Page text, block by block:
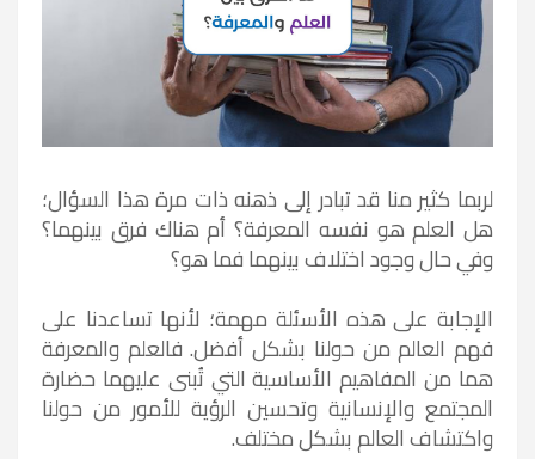
لربما كثير منا قد تبادر إلى ذهنه ذات مرة هذا السؤال؛
هل العلم هو نفسه المعرفة؟ أم هناك فرق بينهما؟
وفي حال وجود اختلاف بينهما فما هو؟
الإجابة على هذه الأسئلة مهمة؛ لأنها تساعدنا على
فهم العالم من حولنا بشكل أفضل. فالعلم والمعرفة
هما من المفاهيم الأساسية التي تُبنى عليهما حضارة
المجتمع والإنسانية وتحسين الرؤية للأمور من حولنا
واكتشاف العالم بشكل مختلف.